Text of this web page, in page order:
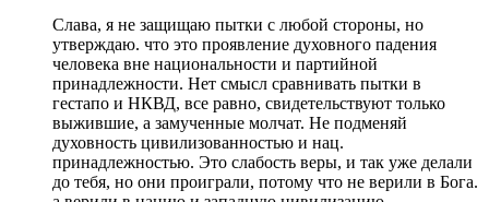
Слава, я не защищаю пытки с любой стороны, но
утверждаю. что это проявление духовного падения
человека вне национальности и партийной
принадлежности. Нет смысл сравнивать пытки в
гестапо и НКВД, все равно, свидетельствуют только
выжившие, а замученные молчат. Не подменяй
духовность цивилизованностью и нац.
принадлежностью. Это слабость веры, и так уже делали
до тебя, но они проиграли, потому что не верили в Бога.